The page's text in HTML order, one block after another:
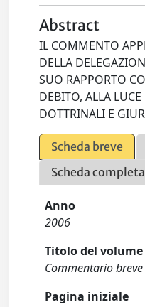
Abstract
IL COMMENTO
DELLA
SUO RAPPORTO
DEBITO, ALLA
DOTTRINALI E
Scheda breve
Scheda
Anno
2006
Titolo del volume
Commentario
Pagina iniziale